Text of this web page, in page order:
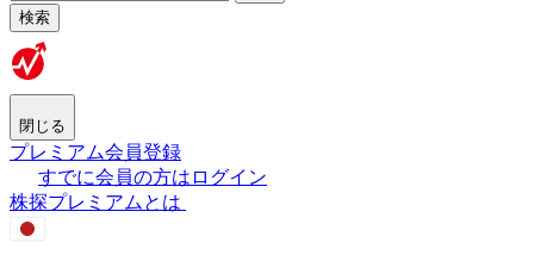
検索
閉じる
プレミアム会員登録
すでに会員の方はログイン
株探プレミアムとは